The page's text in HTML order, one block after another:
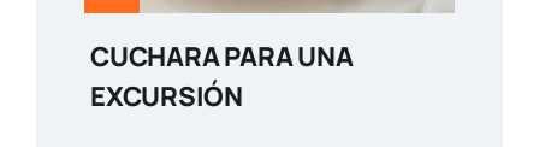
CUCHARA PARA UNA
EXCURSIÓN